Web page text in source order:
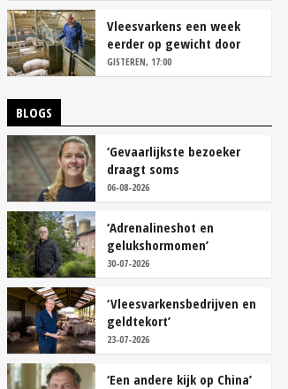
Vleesvarkens een week
eerder op gewicht door
continu aanbod van
brijvoer
GISTEREN, 17:00
BLOGS
‘Gevaarlijkste bezoeker
draagt soms
overschoenen’
06-08-2026
‘Adrenalineshot en
gelukshormomen’
30-07-2026
‘Vleesvarkensbedrijven en
geldtekort’
23-07-2026
‘Een andere kijk op China’